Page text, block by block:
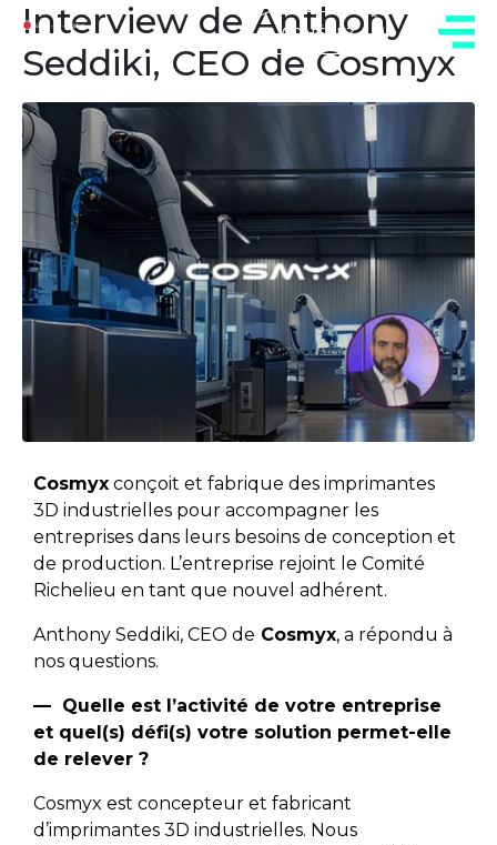
ADHÉREZ
Interview de Anthony
Seddiki, CEO de Cosmyx
Cosmyx conçoit et fabrique des imprimantes
3D industrielles pour accompagner les
entreprises dans leurs besoins de conception et
de production. L’entreprise rejoint le Comité
Richelieu en tant que nouvel adhérent.
Anthony Seddiki, CEO de Cosmyx, a répondu à
nos questions.
— Quelle est l’activité de votre entreprise
et quel(s) défi(s) votre solution permet-elle
de relever ?
Cosmyx est concepteur et fabricant
d’imprimantes 3D industrielles. Nous